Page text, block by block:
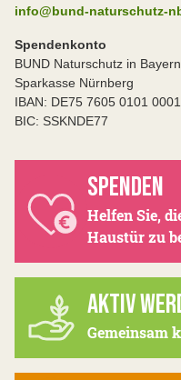
info@bund-naturschutz-
Spendenkonto
BUND Naturschutz in Bayern
Sparkasse Nürnberg
IBAN: DE75 7605 0101
BIC: SSKNDE77
SPENDEN
Helfen Sie,
Haustür zu
AKTIV
Gemeinsam